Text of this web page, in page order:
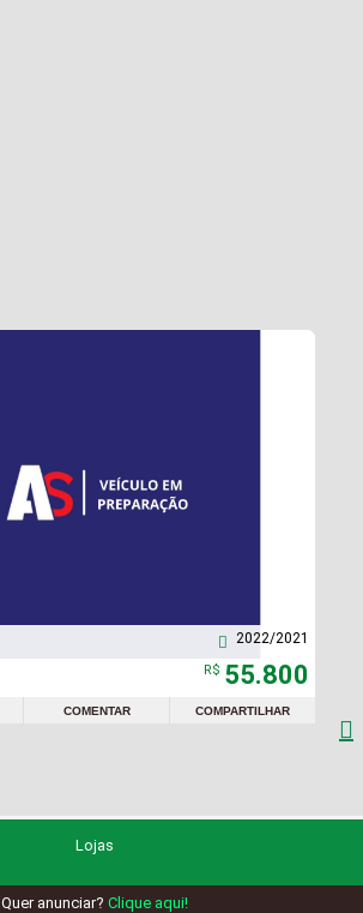
2022/2021

R$ 55.800
COMENTAR COMPARTILHAR

Lojas
Quer anunciar? Clique aqui!